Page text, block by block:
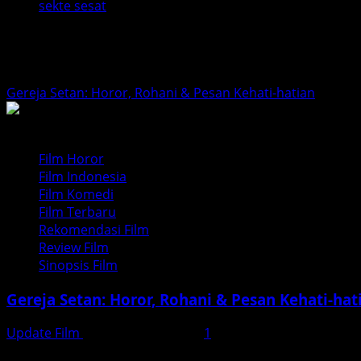
sekte sesat
Gereja Setan: Horor, Rohani & Pesan Kehati-hatian
Film Horor
Film Indonesia
Film Komedi
Film Terbaru
Rekomendasi Film
Review Film
Sinopsis Film
Gereja Setan: Horor, Rohani & Pesan Kehati-
Update Film
1